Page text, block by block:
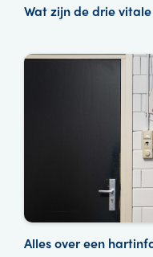
Wat zijn de drie
Alles over een